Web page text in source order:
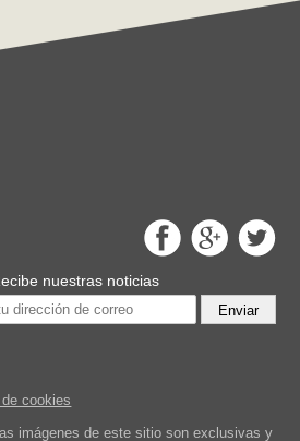
nuestras noticias
Enviar
cookies
imágenes de este sitio son exclusivas y